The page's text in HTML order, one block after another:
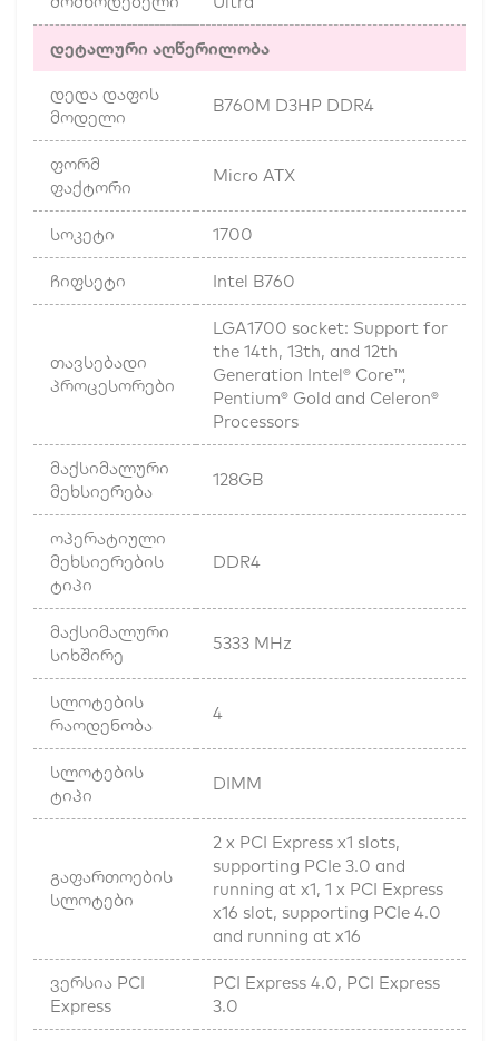
დეტალური აღწერილობა
დედა დაფის
მოდელი
B760M D3HP DDR4
ფორმ
ფაქტორი
Micro ATX
სოკეტი 1700
ჩიფსეტი Intel B760
თავსებადი
პროცესორები
LGA1700 socket: Support for
the 14th, 13th, and 12th
Generation Intel® Core™,
Pentium® Gold and Celeron®
Processors
მაქსიმალური
მეხსიერება
128GB
ოპერატიული
მეხსიერების
ტიპი
DDR4
მაქსიმალური
სიხშირე
5333 MHz
სლოტების
რაოდენობა
4
სლოტების
ტიპი
DIMM
გაფართოების
სლოტები
2 x PCI Express x1 slots,
supporting PCIe 3.0 and
running at x1, 1 x PCI Express
x16 slot, supporting PCIe 4.0
and running at x16
ვერსია PCI
Express
PCI Express 4.0, PCI Express
3.0